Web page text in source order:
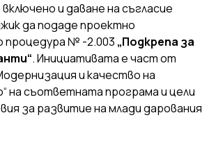
и даване на съгласие
да подаде проектно
процедура № -2.003 „Подкрепа за
. Инициативата е част от
и качество на
на съответната програма и цели
за развитие на млади дарования